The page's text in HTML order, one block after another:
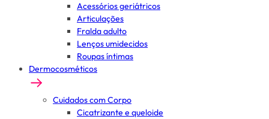
Acessórios geriátricos
Articulações
Fralda adulto
Lenços umidecidos
Roupas íntimas
Dermocosméticos
Cuidados com Corpo
Cicatrizante e queloide